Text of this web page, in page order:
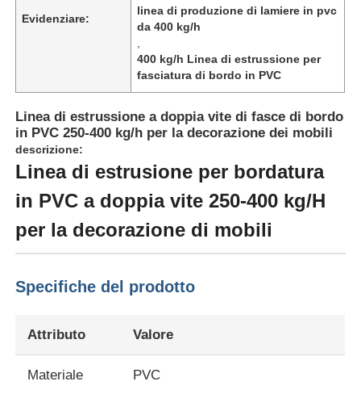
Casa.
Evidenziare:
linea di produzione di lamiere in pvc
da 400 kg/h
400 kg/h Linea di estrussione per
fasciatura di bordo in PVC
Linea di estrussione a doppia vite di fasce di bordo
in PVC 250-400 kg/h per la decorazione dei mobili
descrizione:
Linea di estrusione per bordatura
in PVC a doppia vite 250-400 kg/H
per la decorazione di mobili
Specifiche del prodotto
Attributo Valore
Materiale PVC